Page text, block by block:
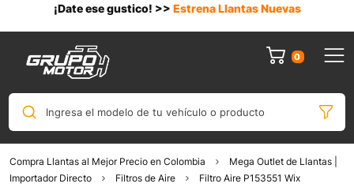
¡Date ese gustico! >> Estrena Llantas Nuevas
0
Ingresa el modelo de tu vehículo o producto
Compra Llantas al Mejor Precio en Colombia
Mega Outlet de Llantas |
Importador Directo
Filtros de Aire Filtro Aire P153551 Wix